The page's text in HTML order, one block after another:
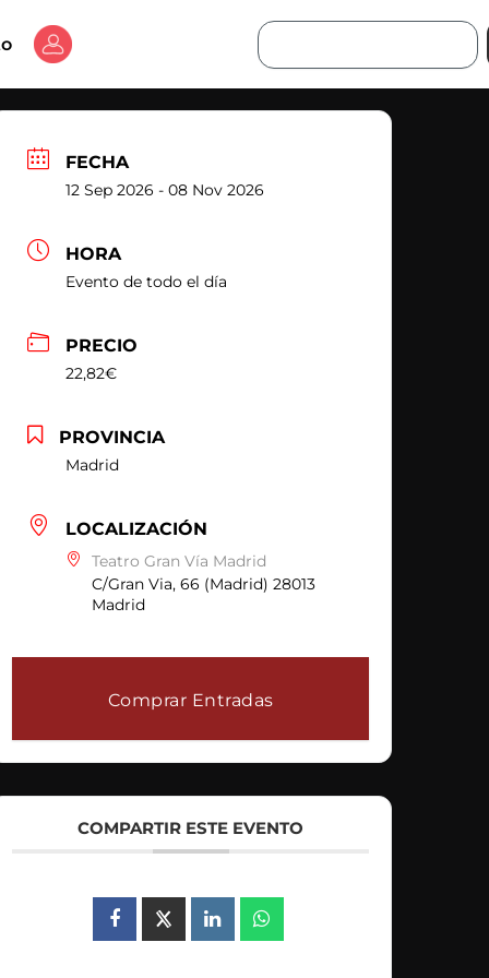
Buscar
FECHA
12 Sep 2026 - 08 Nov 2026
HORA
Evento de todo el día
PRECIO
22,82€
PROVINCIA
Madrid
LOCALIZACIÓN
Teatro Gran Vía Madrid
C/Gran Via, 66 (Madrid) 28013
Madrid
Comprar Entradas
COMPARTIR ESTE EVENTO